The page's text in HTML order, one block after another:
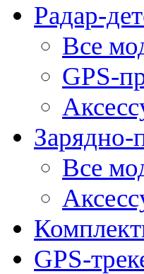
Радар-
Все
GPS-
Зарядно-
Все
GPS-